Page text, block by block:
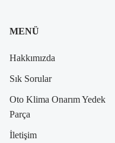
MENÜ
Hakkımızda
Sık Sorular
Oto Klima Onarım Yedek
Parça
İletişim